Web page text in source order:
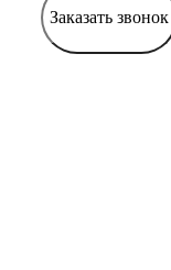
Заказать звонок